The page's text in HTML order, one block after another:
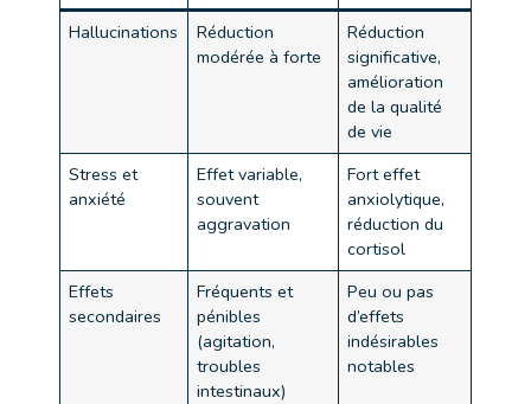
Hallucinations
Réduction
modérée à forte
Réduction
significative,
amélioration
de la qualité
de vie
Stress et
anxiété
Effet variable,
souvent
aggravation
Fort effet
anxiolytique,
réduction du
cortisol
Effets
secondaires
Fréquents et
pénibles
(agitation,
troubles
intestinaux)
Peu ou pas
d’effets
indésirables
notables